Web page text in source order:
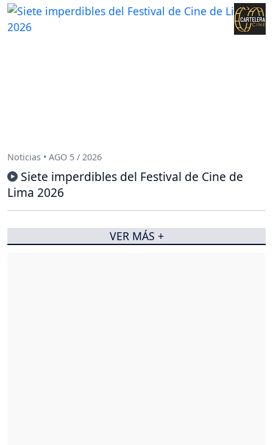
Noticias • AGO 5 / 2026
Siete imperdibles del Festival de Cine de
Lima 2026
VER MÁS +